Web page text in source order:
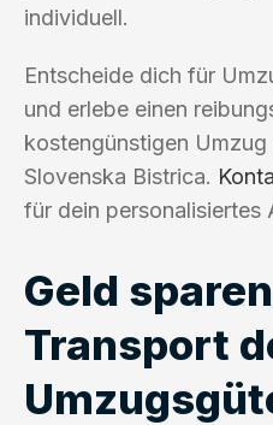
individuell.
Entscheide dich für
und erlebe einen
kostengünstigen
Slovenska Bistrica.
für dein personalisiertes
Geld
Transport